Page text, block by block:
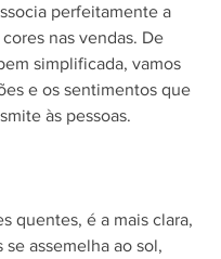
perfeitamente a
nas vendas. De
simplificada, vamos
e os sentimentos que
às pessoas.
quentes, é a mais clara,
se assemelha ao sol,